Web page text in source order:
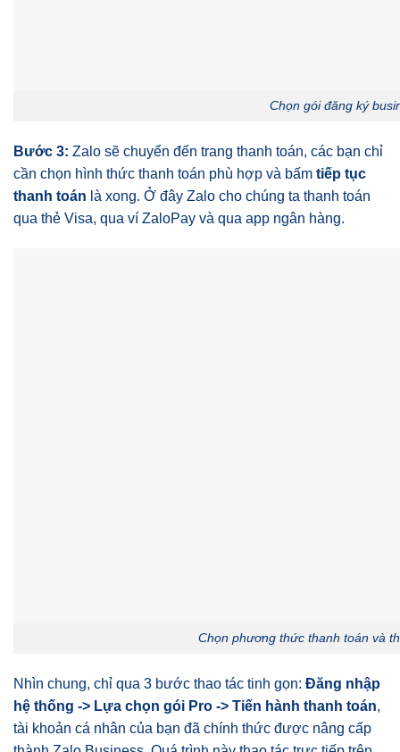
Chọn gói đăng ký
Bước 3: Zalo sẽ chuyển đến trang thanh toán, các bạn chỉ
cần chọn hình thức thanh toán phù hợp và bấm tiếp tục
thanh toán là xong. Ở đây Zalo cho chúng ta thanh toán
qua thẻ Visa, qua ví ZaloPay và qua app ngân hàng.
Chọn phương thức thanh toán và
Nhìn chung, chỉ qua 3 bước thao tác tinh gọn: Đăng nhập
hệ thống -> Lựa chọn gói Pro -> Tiến hành thanh toán,
tài khoản cá nhân của bạn đã chính thức được nâng cấp